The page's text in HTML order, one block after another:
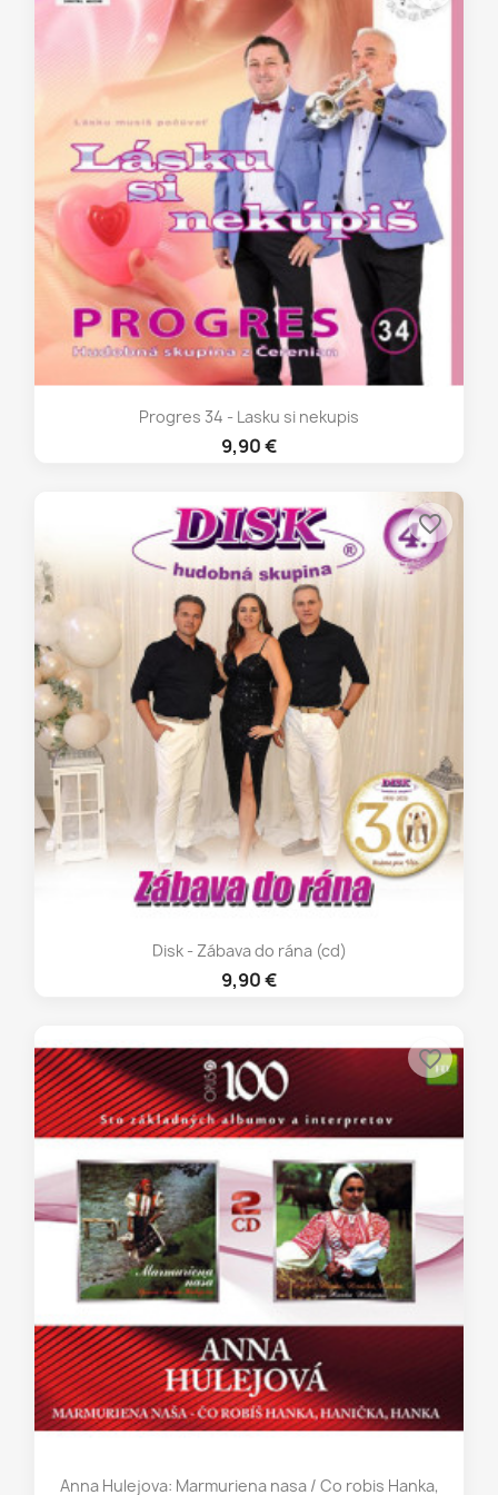
Progres 34 - Lasku si nekupis
9,90 €
Disk - Zábava do rána (cd)
9,90 €
favorite_border
Anna Hulejova: Marmuriena nasa / Co robis Hanka,
favorite_border